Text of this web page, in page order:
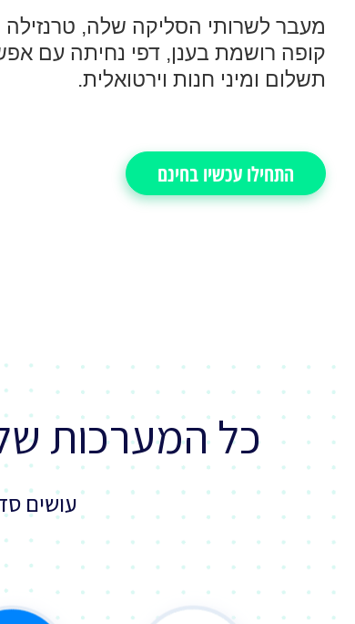
מעבר לשרותי הסליקה שלה,
קופה רושמת בענן, דפי נחיתה עם
תשלום ומיני חנות וירטואלית.
התחילו עכשיו בחינם
כל המערכות
עושים